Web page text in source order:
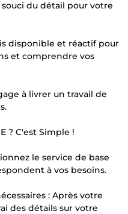
du détail pour votre
disponible et réactif pour
et comprendre vos
à livrer un travail de
? C'est Simple !
le service de base
à vos besoins.
: Après votre
des détails sur votre